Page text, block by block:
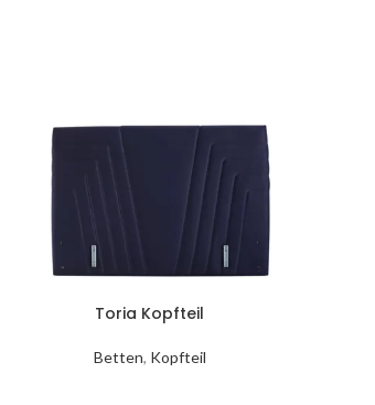
Toria Kopfteil
Betten, Kopfteil